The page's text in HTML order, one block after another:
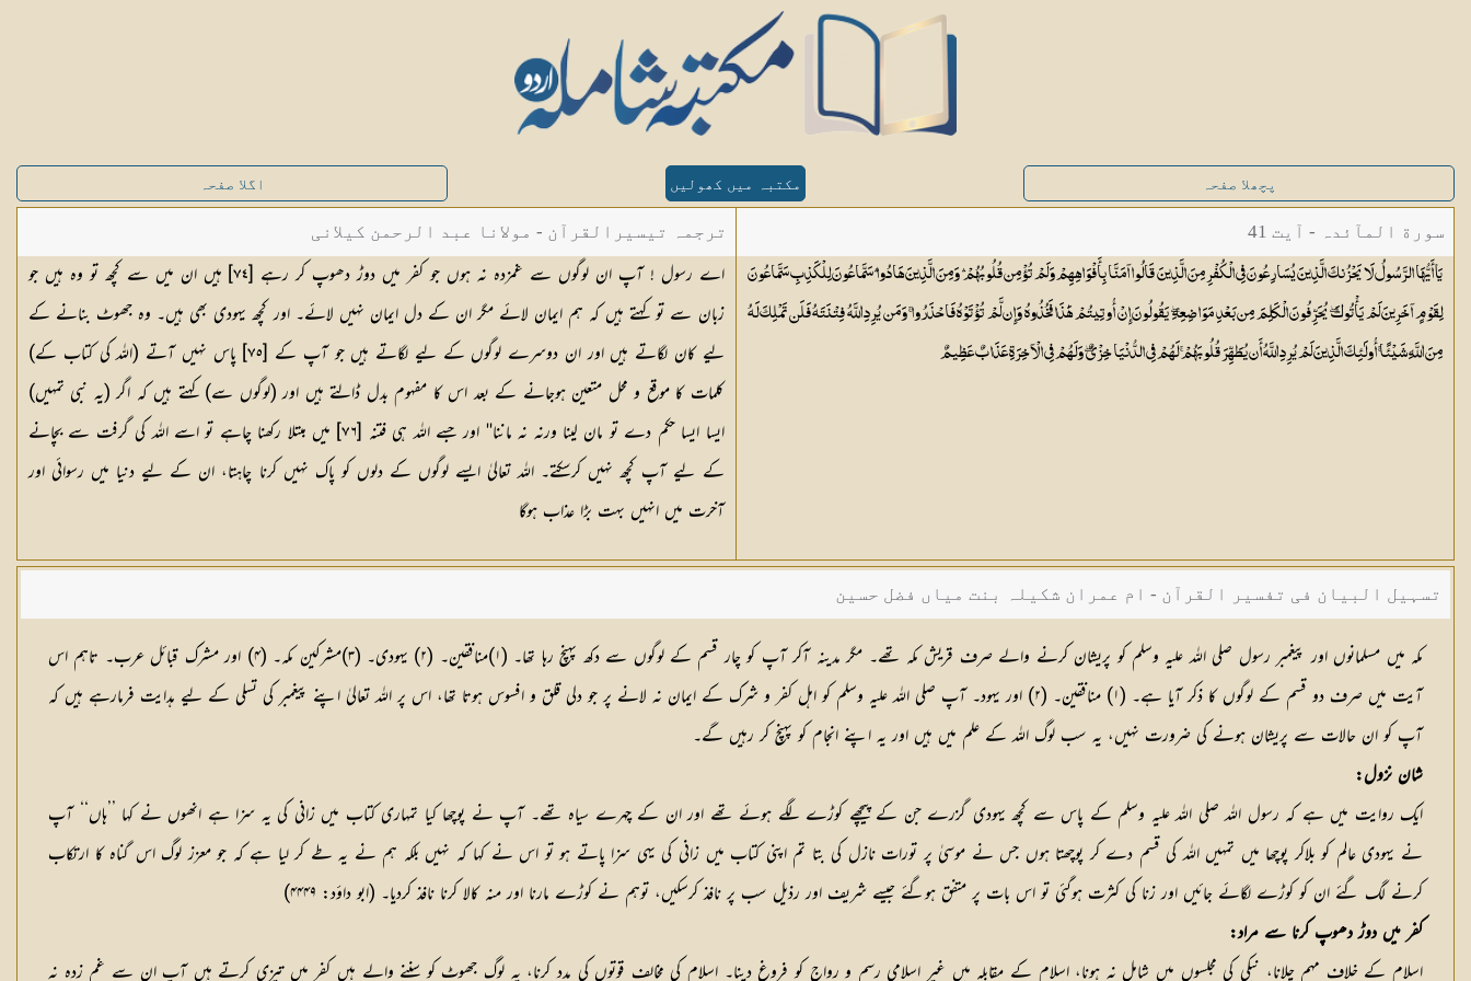
پچھلا صفحہ مکتبہ میں کھولیں اگلا صفحہ
سورة المآئدہ - آیت 41
يَا أَيُّهَا الرَّسُولُ لَا يَحْزُنكَ الَّذِينَ يُسَارِعُونَ فِي الْكُفْرِ مِنَ الَّذِينَ قَالُوا آمَنَّا بِأَفْوَاهِهِمْ وَلَمْ تُؤْمِن قُلُوبُهُمْ ۛ وَمِنَ الَّذِينَ هَادُوا ۛ سَمَّاعُونَ لِلْكَذِبِ سَمَّاعُونَ
لِقَوْمٍ آخَرِينَ لَمْ يَأْتُوكَ ۖ يُحَرِّفُونَ الْكَلِمَ مِن بَعْدِ مَوَاضِعِهِ ۖ يَقُولُونَ إِنْ أُوتِيتُمْ هَٰذَا فَخُذُوهُ وَإِن لَّمْ تُؤْتَوْهُ فَاحْذَرُوا ۚ وَمَن يُرِدِ اللَّهُ فِتْنَتَهُ فَلَن تَمْلِكَ لَهُ
مِنَ اللَّهِ شَيْئًا ۚ أُولَٰئِكَ الَّذِينَ لَمْ يُرِدِ اللَّهُ أَن يُطَهِّرَ قُلُوبَهُمْ ۚ لَهُمْ فِي الدُّنْيَا خِزْيٌ ۖ وَلَهُمْ فِي الْآخِرَةِ عَذَابٌعَظِيمٌ
ترجمہ تیسیرالقرآن - مولانا عبد الرحمن کیلانی
اے رسول ! آپ ان لوگوں سے غمزدہ نہ ہوں جو کفر میں دوڑ دھوپ کر رہے [٧٤] ہیں ان میں سے کچھ تو وہ ہیں جو
زبان سے تو کہتے ہیں کہ ہم ایمان لائے مگر ان کے دل ایمان نہیں لائے۔ اور کچھ یہودی بھی ہیں۔ وہ جھوٹ بنانے کے
لیے کان لگاتے ہیں اور ان دوسرے لوگوں کے لیے لگاتے ہیں جو آپ کے [٧٥] پاس نہیں آتے (اللہ کی کتاب کے)
کلمات کا موقع و محل متعین ہوجانے کے بعد اس کا مفہوم بدل ڈالتے ہیں اور (لوگوں سے) کہتے ہیں کہ اگر (یہ نبی تمہیں)
ایسا ایسا حکم دے تو مان لینا ورنہ نہ ماننا'' اور جسے اللہ ہی فتنہ [٧٦] میں مبتلا رکھنا چاہے تو اسے اللہ کی گرفت سے بچانے
کے لیے آپ کچھ نہیں کرسکتے۔ اللہ تعالیٰ ایسے لوگوں کے دلوں کو پاک نہیں کرنا چاہتا، ان کے لیے دنیا میں رسوائی اور
آخرت میں انہیں بہت بڑا عذاب ہوگا
تسہیل البیان فی تفسیر القرآن - ام عمران شکیلہ بنت میاں فضل حسین
مکہ میں مسلمانوں اور پیغمبر رسول صلی اللہ علیہ وسلم کو پریشان کرنے والے صرف قریش مکہ تھے۔ مگر مدینہ آکر آپ کو چار قسم کے لوگوں سے دکھ پہنچ رہا تھا۔ (۱)منافقین۔ (۲) یہودی۔ (۳)مشرکین مکہ۔ (۴) اور مشرک قبائل عرب۔ تاہم اس
آیت میں صرف دو قسم کے لوگوں کا ذکر آیا ہے۔ (۱) منافقین۔ (۲) اور یہود۔ آپ صلی اللہ علیہ وسلم کو اہل کفر و شرک کے ایمان نہ لانے پر جو دلی قلق و افسوس ہوتا تھا، اس پر اللہ تعالیٰ اپنے پیغمبر کی تسلی کے لیے ہدایت فرمارہے ہیں کہ
آپ کو ان حالات سے پریشان ہونے کی ضرورت نہیں، یہ سب لوگ اللہ کے علم میں ہیں اور یہ اپنے انجام کو پہنچ کر رہیں گے۔
شان نزول:
ایک روایت میں ہے کہ رسول اللہ صلی اللہ علیہ وسلم کے پاس سے کچھ یہودی گزرے جن کے پیچھے کوڑے لگے ہوئے تھے اور ان کے چہرے سیاہ تھے۔ آپ نے پوچھا کیا تمہاری کتاب میں زانی کی یہ سزا ہے انھوں نے کہا ’’ہاں‘‘ آپ
نے یہودی عالم کو بلاکر پوچھا میں تمہیں اللہ کی قسم دے کر پوچھتا ہوں جس نے موسیٰ پر تورات نازل کی بتا تم اپنی کتاب میں زانی کی یہی سزا پاتے ہو تو اس نے کہا کہ نہیں بلکہ ہم نے یہ طے کر لیا ہے کہ جو معزز لوگ اس گناہ کا ارتکاب
کرنے لگ گئے ان کو کوڑے لگائے جائیں اور زنا کی کثرت ہوگئی تو اس بات پر متفق ہوگئے جیسے شریف اور رذیل سب پر نافذ کرسکیں، توہم نے کوڑے مارنا اور منہ کالا کرنا نافذ کردیا۔ (ابو داؤد: ۴۴۴۹)
کفر میں دوڑ دھوپ کرنا سے مراد:
اسلام کے خلاف مہم چلانا، نیکی کی مجلسوں میں شامل نہ ہونا، اسلام کے مقابلہ میں غیر اسلامی رسم و رواج کو فروغ دینا۔ اسلام کی مخالف قوتوں کی مدد کرنا، یہ لوگ جھوٹ کو سننے والے ہیں کفر میں تیزی کرتے ہیں آپ ان سے غم زدہ نہ